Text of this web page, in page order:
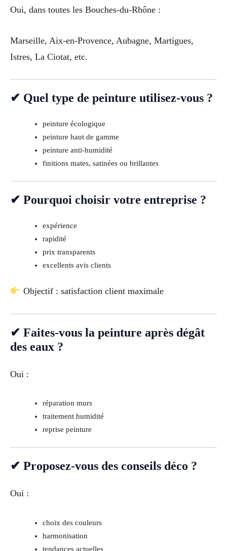
Oui, dans toutes les Bouches-du-Rhône :
Marseille, Aix-en-Provence, Aubagne, Martigues,
Istres, La Ciotat, etc.
✔ Quel type de peinture utilisez-vous ?
peinture écologique
peinture haut de gamme
peinture anti-humidité
finitions mates, satinées ou brillantes
✔ Pourquoi choisir votre entreprise ?
expérience
rapidité
prix transparents
excellents avis clients
Objectif : satisfaction client maximale
✔ Faites-vous la peinture après dégât
des eaux ?
Oui :
réparation murs
traitement humidité
reprise peinture
✔ Proposez-vous des conseils déco ?
Oui :
choix des couleurs
harmonisation
tendances actuelles